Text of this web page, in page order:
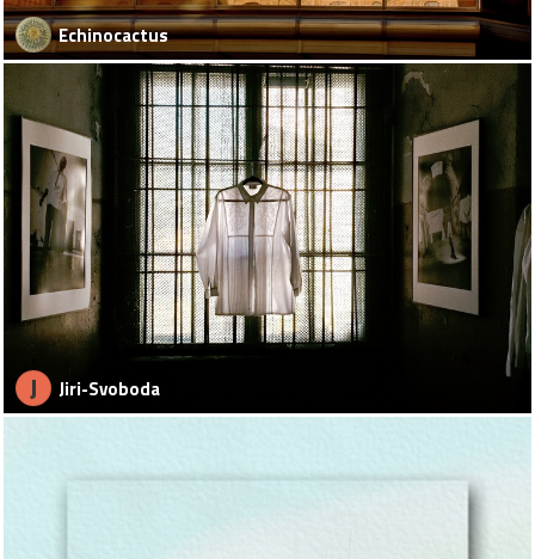
Echinocactus
J Jiri-Svoboda